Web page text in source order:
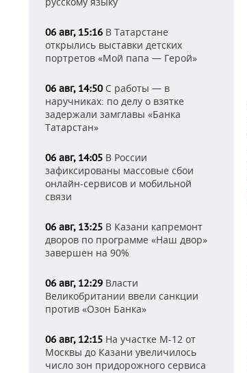
06 авг, 15:16 В Татарстане
открылись выставки детских
портретов «Мой папа — Герой»
06 авг, 14:50С работы — в
наручниках: по делу о взятке
задержали замглавы «Банка
Татарстан»
06 авг, 14:05 В России
зафиксированы массовые сбои
онлайн-сервисов и мобильной
связи
06 авг, 13:25 В Казани капремонт
дворов по программе «Наш двор»
завершен на 90%
06 авг, 12:29 Власти
Великобритании ввели санкции
против «Озон Банка»
06 авг, 12:15 На участке М-12 от
Москвы до Казани увеличилось
число зон придорожного сервиса